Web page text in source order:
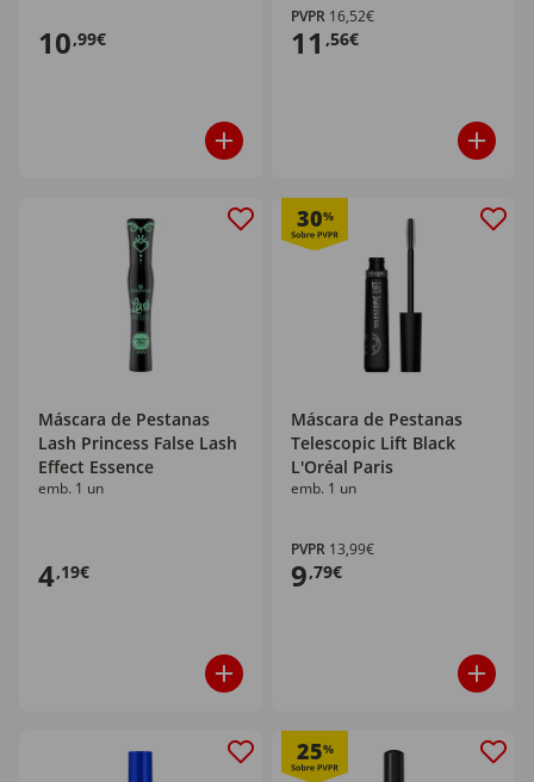
10,99€
PVPR 16,52€
11 ,56€
Máscara de Pestanas
Lash Princess False Lash
Effect Essence
emb. 1 un
4,19€
30%
Máscara de Pestanas
Telescopic Lift Black
L'Oréal Paris
emb. 1 un
PVPR 13,99€
9,79€
25%